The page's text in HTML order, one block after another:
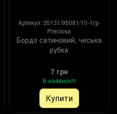
Артикул: 35131/95081/10-1гр-
Preciosa
Бордо сатиновий, чеська
рубка
7 грн
В наявності
Купити